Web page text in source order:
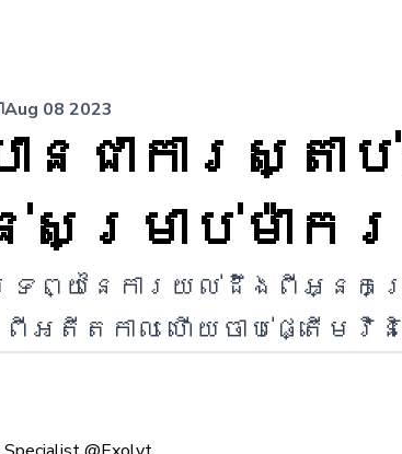
Aug 08 2023
នជាការស្តា
ន់សម្រាប់ម៉ា
រព្យនៃការយល់ដឹងពីអ្នកប្
អតីតកាល ហើយចាប់ផ្តើមវិនិយ